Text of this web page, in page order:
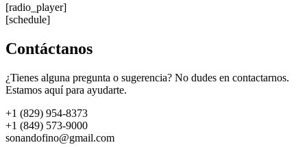
[radio_player]
[schedule]
Contáctanos
¿Tienes alguna pregunta o sugerencia? No dudes en contactarnos.
Estamos aquí para ayudarte.
+1 (829) 954-8373
+1 (849) 573-9000
sonandofino@gmail.com